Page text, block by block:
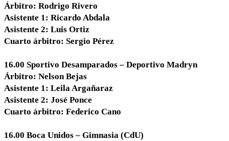
Árbitro: Rodrigo Rivero
Asistente 1: Ricardo Abdala
Asistente 2: Luis Ortiz
Cuarto árbitro: Sergio Pérez
16.00 Sportivo Desamparados – Deportivo Madryn
Árbitro: Nelson Bejas
Asistente 1: Leila Argañaraz
Asistente 2: José Ponce
Cuarto árbitro: Federico Cano
16.00 Boca Unidos – Gimnasia (CdU)